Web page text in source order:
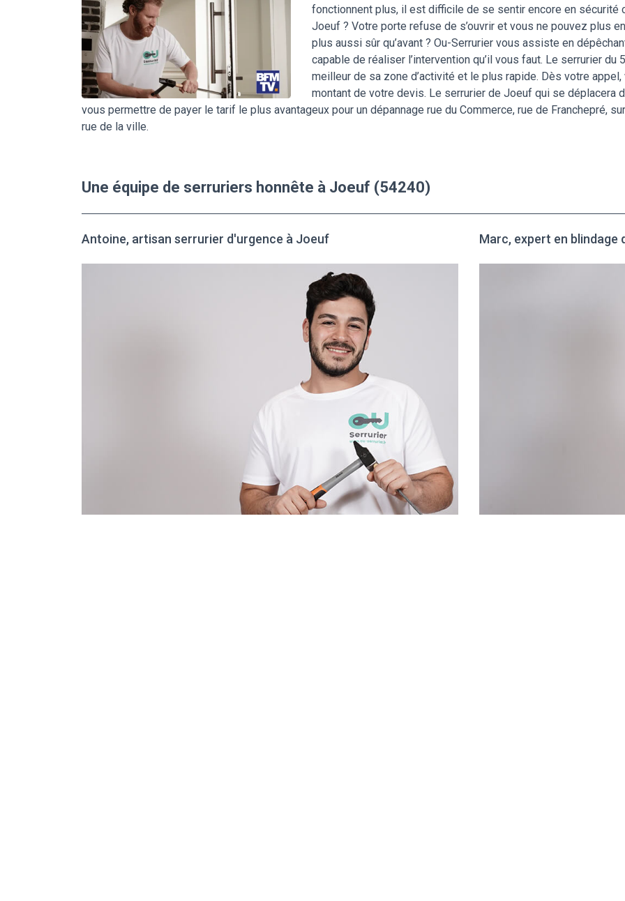
fonctionnent plus, il est difficile de se sentir encore en sécurité
Joeuf ? Votre porte refuse de s’ouvrir et vous ne pouvez plus
plus aussi sûr qu’avant ? Ou-Serrurier vous assiste en
capable de réaliser l’intervention qu’il vous faut. Le serrurier
meilleur de sa zone d’activité et le plus rapide. Dès votre
montant de votre devis. Le serrurier de Joeuf qui se déplacera
vous permettre de payer le tarif le plus avantageux pour un dépannage rue du Commerce, rue de Franchepré,
rue de la ville.
Une équipe de serruriers honnête à Joeuf (54240)
Antoine, artisan serrurier d'urgence à Joeuf Marc, expert en blindage